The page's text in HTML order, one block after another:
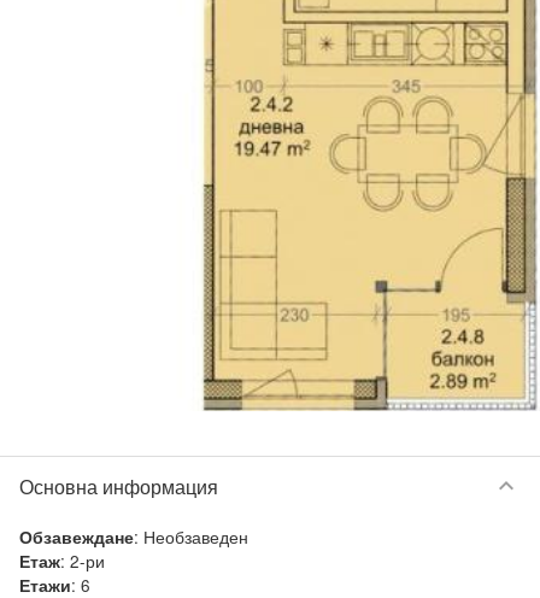
Основна информация keyboard_arrow_down
Обзавеждане: Необзаведен
Етаж: 2-ри
Етажи: 6